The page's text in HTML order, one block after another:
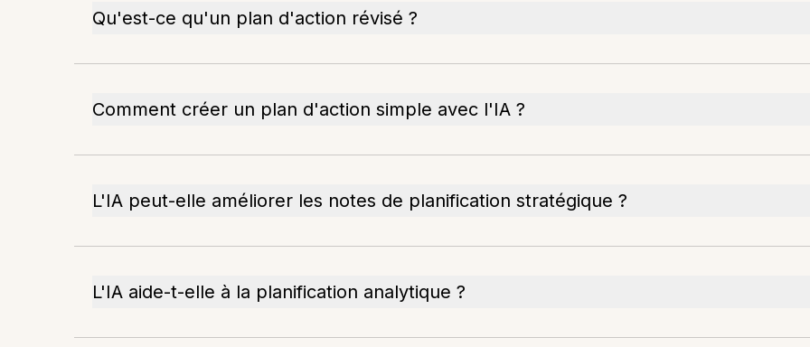
Qu'est-ce qu'un plan d'action révisé ?
Comment créer un plan d'action simple avec l'IA ?
L'IA peut-elle améliorer les notes de planification stratégique ?
L'IA aide-t-elle à la planification analytique ?